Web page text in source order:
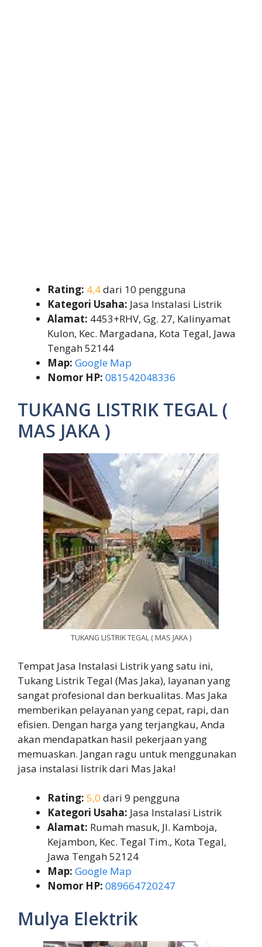
Rating: 4,4dari 10 pengguna
Kategori Usaha: Jasa Instalasi Listrik
Alamat: 4453+RHV, Gg. 27, Kalinyamat
Kulon, Kec. Margadana, Kota Tegal, Jawa
Tengah 52144
Map: Google Map
Nomor HP: 081542048336
TUKANG LISTRIK TEGAL (
MAS JAKA )
TUKANG LISTRIK TEGAL ( MAS JAKA )
Tempat Jasa Instalasi Listrik yang satu ini,
Tukang Listrik Tegal (Mas Jaka), layanan yang
sangat profesional dan berkualitas. Mas Jaka
memberikan pelayanan yang cepat, rapi, dan
efisien. Dengan harga yang terjangkau, Anda
akan mendapatkan hasil pekerjaan yang
memuaskan. Jangan ragu untuk menggunakan
jasa instalasi listrik dari Mas Jaka!
Rating: 5,0 dari 9 pengguna
Kategori Usaha: Jasa Instalasi Listrik
Alamat: Rumah masuk, Jl. Kamboja,
Kejambon, Kec. Tegal Tim., Kota Tegal,
Jawa Tengah 52124
Map: Google Map
Nomor HP: 089664720247
Mulya Elektrik